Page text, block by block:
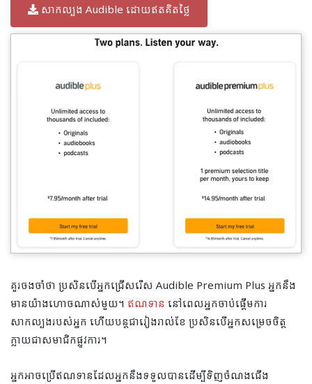
សាកល្បង Audible ដោយឥតគិតថ្លៃ
គួរចងចាំថា ប្រសិនបើអ្នកជ្រើសរើស Audible Premium Plus អ្នកនឹង
មានយ៉ាងហោចណាស់មួយ។ ឥណទាន នៅពេលអ្នកចាប់ផ្តើមការ
សាកល្បងរបស់អ្នក ហើយបន្តជារៀងរាល់ខែ ប្រសិនបើអ្នកសម្រេចចិត្ត
ក្លាយជាសមាជិកផ្លូវការ។
អ្នកអាចប្រើឥណទានដែលអ្នកនឹងទទួលបានដើម្បីទិញចំណងជើង